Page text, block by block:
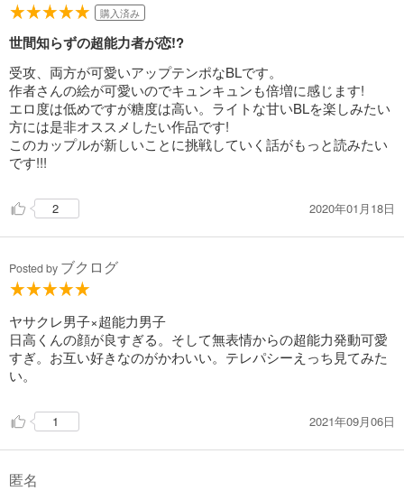
購入済み
世間知らずの超能力者が恋!?
受攻、両方が可愛いアップテンポなBLです。
作者さんの絵が可愛いのでキュンキュンも倍増に感じます!
エロ度は低めですが糖度は高い。ライトな甘いBLを楽しみたい
方には是非オススメしたい作品です!
このカップルが新しいことに挑戦していく話がもっと読みたい
です!!!
2 2020年01月18日
Posted by ブクログ
ヤサクレ男子×超能力男子
日高くんの顔が良すぎる。そして無表情からの超能力発動可愛
すぎ。お互い好きなのがかわいい。テレパシーえっち見てみた
い。
1 2021年09月06日
匿名